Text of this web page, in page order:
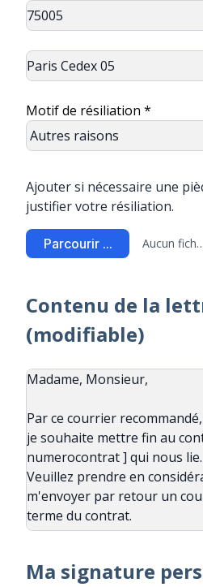
Motif de résiliation *
Ajouter si nécessaire une
justifier votre résiliation.
Parcourir ... Aucun
Contenu de la
(modifiable)
Ma signature